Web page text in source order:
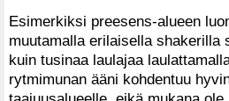
Esimerkiksi preesens-alueen
muutamalla erilaisella shakerilla
kuin tusinaa laulajaa
rytmimunan ääni kohdentuu